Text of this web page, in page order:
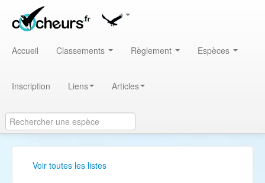
Accueil Classements Règlement Espèces
Inscription Liens Articles
Voir toutes les listes